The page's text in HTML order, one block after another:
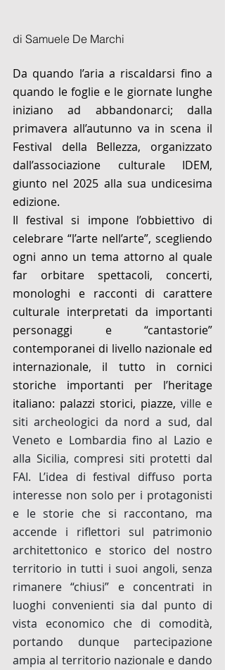
di Samuele De Marchi
Da quando l’aria a riscaldarsi fino a
quando le foglie e le giornate lunghe
iniziano ad abbandonarci; dalla
primavera all’autunno va in scena il
Festival della Bellezza, organizzato
dall’associazione culturale IDEM,
giunto nel 2025 alla sua undicesima
edizione.
Il festival si impone l’obbiettivo di
celebrare “l’arte nell’arte”, scegliendo
ogni anno un tema attorno al quale
far orbitare spettacoli, concerti,
monologhi e racconti di carattere
culturale interpretati da importanti
personaggi e “cantastorie”
contemporanei di livello nazionale ed
internazionale, il tutto in cornici
storiche importanti per l’heritage
italiano: palazzi storici, piazze, ville e
siti archeologici da nord a sud, dal
Veneto e Lombardia fino al Lazio e
alla Sicilia, compresi siti protetti dal
FAI. L’idea di festival diffuso porta
interesse non solo per i protagonisti
e le storie che si raccontano, ma
accende i riflettori sul patrimonio
architettonico e storico del nostro
territorio in tutti i suoi angoli, senza
rimanere “chiusi” e concentrati in
luoghi convenienti sia dal punto di
vista economico che di comodità,
portando dunque partecipazione
ampia al territorio nazionale e dando